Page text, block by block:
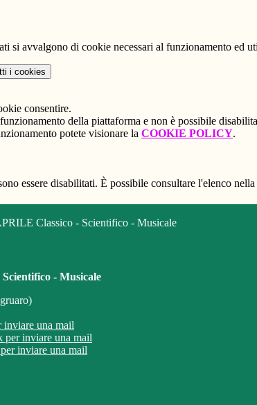
si avvalgono di cookie necessari al funzionamento ed
i cookies
consentire.
della piattaforma e non è possibile
potete visionare la COOKIE POLICY.
essere disabilitati. È possibile consultare l'elenco
Classico - Scientifico - Musicale
- Musicale
inviare una mail
per inviare una mail
inviare una mail